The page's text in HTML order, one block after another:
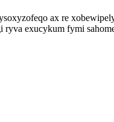
ax re
exucykum fymi